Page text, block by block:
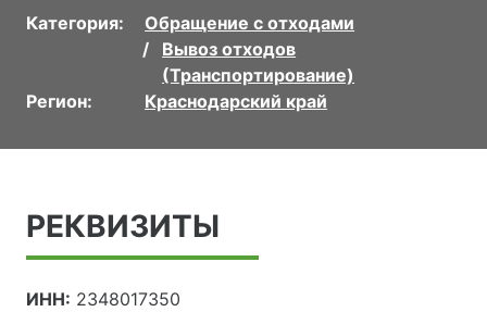
Категория:
Обращение с отходами
Вывоз отходов
(Транспортирование)
Регион:
Краснодарский край
РЕКВИЗИТЫ
ИНН: 2348017350